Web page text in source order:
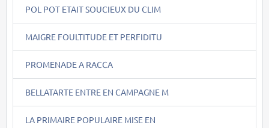
POL POT ETAIT SOUCIEUX DU CLIM
MAIGRE FOULTITUDE ET PERFIDITU
PROMENADE A RACCA
BELLATARTE ENTRE EN CAMPAGNE M
LA PRIMAIRE POPULAIRE MISE EN